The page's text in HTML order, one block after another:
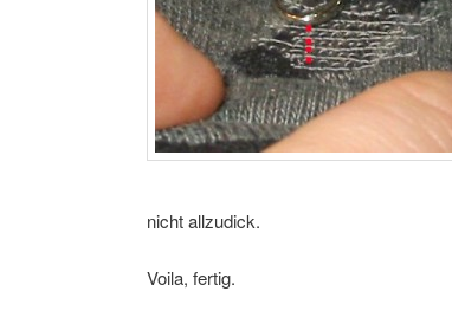
nicht allzudick.
Voila, fertig.